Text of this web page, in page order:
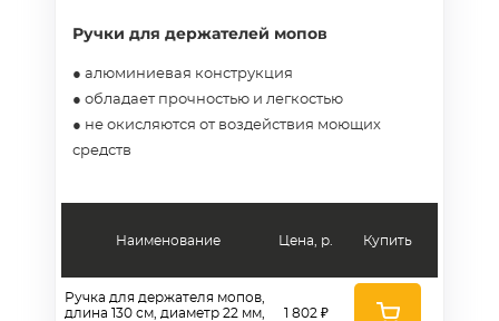
Ручки для держателей мопов
● алюминиевая конструкция
● обладает прочностью и легкостью
● не окисляются от воздействия моющих
средств
Наименование
Ручка для держателя мопов,
длина 130 см, диаметр 22 мм,
Цена, р.
1 802 ₽
Купить